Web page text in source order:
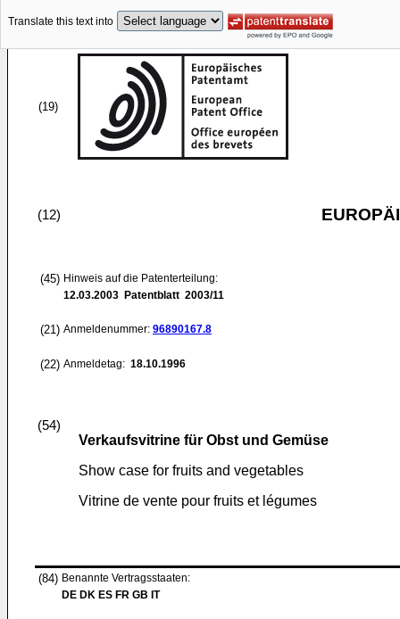
Translate this text into
(19)
(12)
(45) Hinweis auf die Patenterteilung:
12.03.2003 Patentblatt 2003/11
(21) Anmeldenummer: 96890167.8
(22) Anmeldetag: 18.10.1996
(54)
Verkaufsvitrine für Obst und Gemüse
Show case for fruits and vegetables
Vitrine de vente pour fruits et légumes
(84) Benannte Vertragsstaaten:
DE DK ES FR GB IT